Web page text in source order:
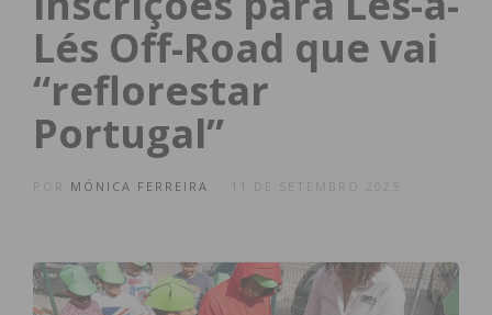
Lés Off-Road que vai
“reflorestar
Portugal”
MÓNICA FERREIRA 11 DE SETEMBRO 2025